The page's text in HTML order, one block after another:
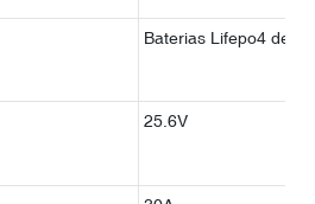
Baterias Lifepo4 de
25.6V